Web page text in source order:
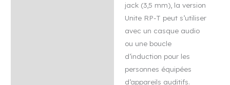
jack (3,5 mm), la version
Unite RP-T peut s’utiliser
avec un casque audio
ou une boucle
d’induction pour les
personnes équipées
d’appareils auditifs.